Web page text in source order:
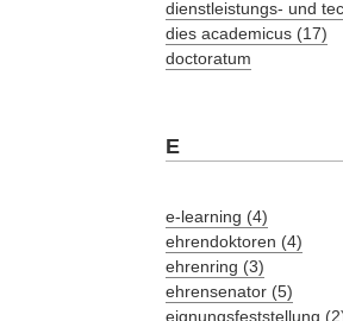
dienstleistungs- und
dies academicus (17)
doctoratum
E
e-learning (4)
ehrendoktoren (4)
ehrenring (3)
ehrensenator (5)
eignungsfeststellung